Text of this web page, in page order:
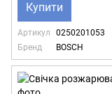
Купити
Артикул
0250201053
Бренд
BOSCH